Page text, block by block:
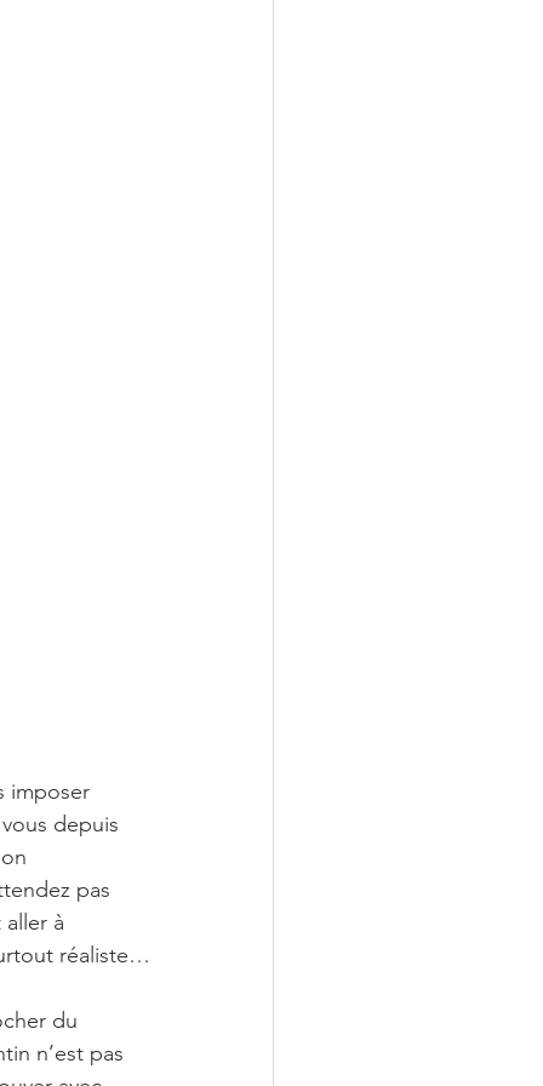
imposer
depuis
pas
à
réaliste…
du
n’est pas